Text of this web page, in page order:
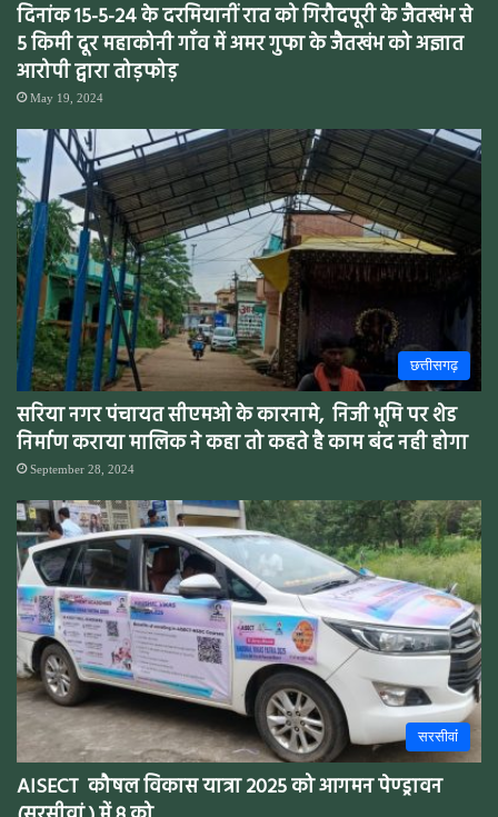
दिनांक 15-5-24 के दरमियानीं रात को गिरौदपूरी के जैतखंभ से
5 किमी दूर महाकोनी गाँव में अमर गुफा के जैतखंभ को अज्ञात
आरोपी द्वारा तोड़फोड़
May 19, 2024
छत्तीसगढ़
सरिया नगर पंचायत सीएमओ के कारनामे, निजी भूमि पर शेड
निर्माण कराया मालिक ने कहा तो कहते है काम बंद नही होगा
September 28, 2024
सरसीवांं
AISECT कौषल विकास यात्रा 2025 को आगमन पेण्ड्रावन